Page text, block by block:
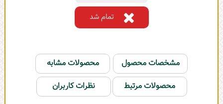
تمام شد
مشخصات محصول
محصولات مشابه
محصولات مرتبط
نظرات کاربران